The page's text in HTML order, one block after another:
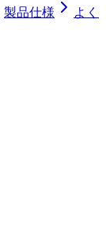
製品仕様
よく